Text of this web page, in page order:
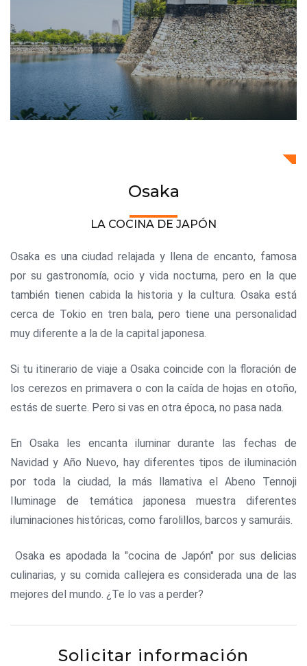
Osaka
LA COCINA DE JAPÓN
Osaka es una ciudad relajada y llena de encanto, famosa
por su gastronomía, ocio y vida nocturna, pero en la que
también tienen cabida la historia y la cultura. Osaka está
cerca de Tokio en tren bala, pero tiene una personalidad
muy diferente a la de la capital japonesa.
Si tu itinerario de viaje a Osaka coincide con la floración de
los cerezos en primavera o con la caída de hojas en otoño,
estás de suerte. Pero si vas en otra época, no pasa nada.
En Osaka les encanta iluminar durante las fechas de
Navidad y Año Nuevo, hay diferentes tipos de iluminación
por toda la ciudad, la más llamativa el Abeno Tennoji
Iluminage de temática japonesa muestra diferentes
iluminaciones históricas, como farolillos, barcos y samuráis.
Osaka es apodada la "cocina de Japón" por sus delicias
culinarias, y su comida callejera es considerada una de las
mejores del mundo. ¿Te lo vas a perder?
Solicitar información